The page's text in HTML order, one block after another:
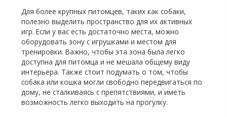
Для более крупных питомцев, таких как собаки,
полезно выделить пространство для их активных
игр. Если у вас есть достаточно места, можно
оборудовать зону с игрушками и местом для
тренировки. Важно, чтобы эта зона была легко
доступна для питомца и не мешала общему виду
интерьера. Также стоит подумать о том, чтобы
собака или кошка могли свободно передвигаться по
дому, не сталкиваясь с препятствиями, и иметь
возможность легко выходить на прогулку.